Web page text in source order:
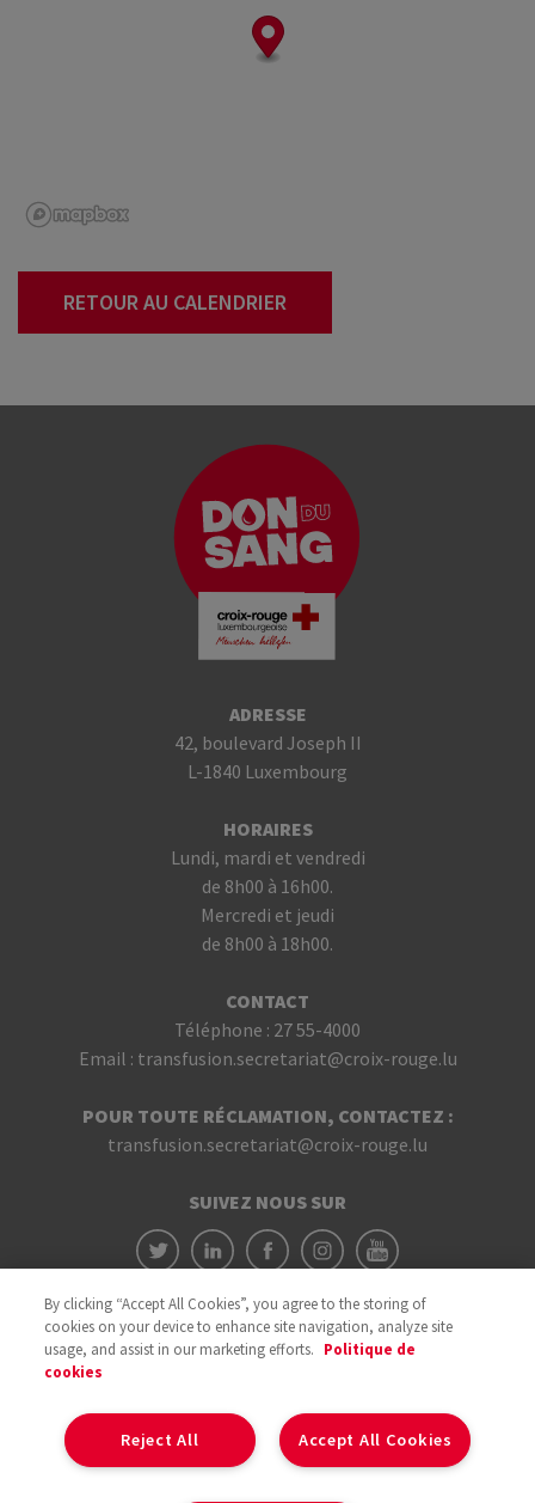
RETOUR AU CALENDRIER
ADRESSE
42, boulevard Joseph II
L-1840 Luxembourg
HORAIRES
Lundi, mardi et vendredi
de 8h00 à 16h00.
Mercredi et jeudi
de 8h00 à 18h00.
CONTACT
Téléphone : 27 55-4000
Email : transfusion.secretariat@croix-rouge.lu
POUR TOUTE RÉCLAMATION, CONTACTEZ :
transfusion.secretariat@croix-rouge.lu
SUIVEZ NOUS SUR
By clicking “Accept All Cookies”, you agree to the storing of
cookies on your device to enhance site navigation, analyze site
usage, and assist in our marketing efforts. Politique de
cookies
Accept All Cookies
Reject All